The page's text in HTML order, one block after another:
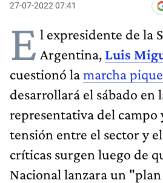
27-07-2022 07:41
E l expresidente de la
Argentina, Luis
cuestionó lamarcha
desarrollará el sábado en
representativa del campo
tensión entre el sector y
críticas surgen luego de
Nacional lanzara un